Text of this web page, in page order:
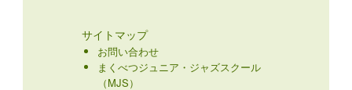
サイトマップ
お問い合わせ
まくべつジュニア・ジャズスクール
（MJS）